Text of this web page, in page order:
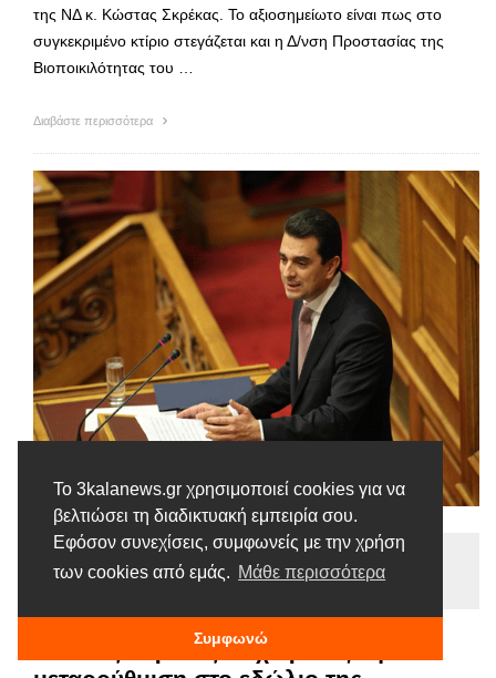
Το 3kalanews.gr χρησιμοποιεί cookies για να
βελτιώσει τη διαδικτυακή εμπειρία σου.
Εφόσον συνεχίσεις, συμφωνείς με την χρήση
των cookies από εμάς. Μάθε περισσότερα
Συμφωνώ
της ΝΔ κ. Κώστας Σκρέκας. Το αξιοσημείωτο είναι πως στο
συγκεκριμένο κτίριο στεγάζεται και η Δ/νση Προστασίας της
Βιοποικιλότητας του …
Διαβάστε περισσότερα
Ειδήσεις
Κυβέρνηση Σκρέκας
Κώστας Σκρέκας: Η χωροταξική